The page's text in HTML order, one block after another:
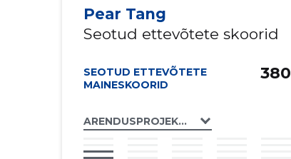
Pear Tang
Seotud ettevõtete skoorid
SEOTUD ETTEVÕTETE
MAINESKOORID
ARENDUSPROJEKTIDE KESKUS T&T OÜ
380